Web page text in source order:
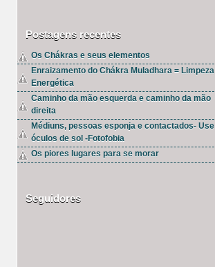
Postagens recentes
Os Chákras e seus elementos
Enraizamento do Chákra Muladhara = Limpeza
Energética
Caminho da mão esquerda e caminho da mão
direita
Médiuns, pessoas esponja e contactados- Use
óculos de sol -Fotofobia
Os piores lugares para se morar
Seguidores